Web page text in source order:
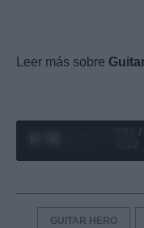
Leer más sobre
0:27 /
GUITAR HERO